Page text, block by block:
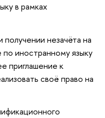
в рамках
незачёта на
иностранному языку
приглашение к
своё право на